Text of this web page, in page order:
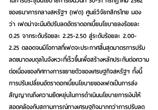
ของธนาคารกลางสหรัฐฯ (เฟด) ศูนย์วิจัยกสิกรไทย มอง
ว่า เฟดน่าจะมีมติปรับลดอัตราดอกเบี้ยนโยบายลงร้อยละ
0.25 จากระดับร้อยละ 2.25-2.50 สู่ระดับร้อยละ 2.00-
2.25 ตลอดจนมีโอกาสที่เฟดจะประกาศสิ้นสุดมาตรการปรับ
ลดขนาดงบดุลในจังหวะที่เร็วขึ้นเพื่อสร้างหลักประกันต่อความ
ต่อเนื่องของทิศทางการขยายตัวของเศรษฐกิจสหรัฐฯ ทั้งนี้
การปรับเปลี่ยนอัตราดอกเบี้ยนโยบายของเฟดเป็นการส่ง
สัญญาณถึงความยืดหยุ่นในการดำเนินนโยบายการเงินให้
สอดคล้องกับสถานการณ์ทางเศรษฐกิจมากกว่าการปรับลด